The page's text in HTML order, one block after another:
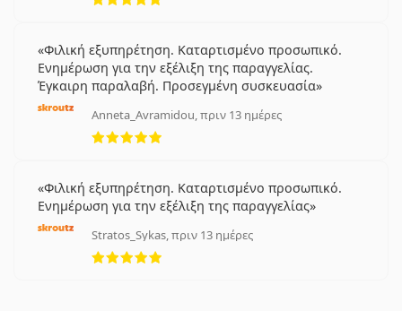
Φιλική εξυπηρέτηση. Καταρτισμένο προσωπικό.
Ενημέρωση για την εξέλιξη της παραγγελίας.
Έγκαιρη παραλαβή. Προσεγμένη συσκευασία
Anneta_Avramidou, πριν 13 ημέρες
5 αξιολογήσεις από 5
Φιλική εξυπηρέτηση. Καταρτισμένο προσωπικό.
Ενημέρωση για την εξέλιξη της παραγγελίας
Stratos_Sykas, πριν 13 ημέρες
5 αξιολογήσεις από 5